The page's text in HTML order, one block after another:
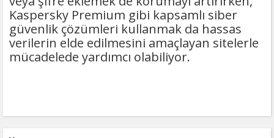
Kaspersky Premium gibi kapsamlı siber
güvenlik çözümleri kullanmak da hassas
verilerin elde edilmesini amaçlayan sitelerle
mücadelede yardımcı olabiliyor.